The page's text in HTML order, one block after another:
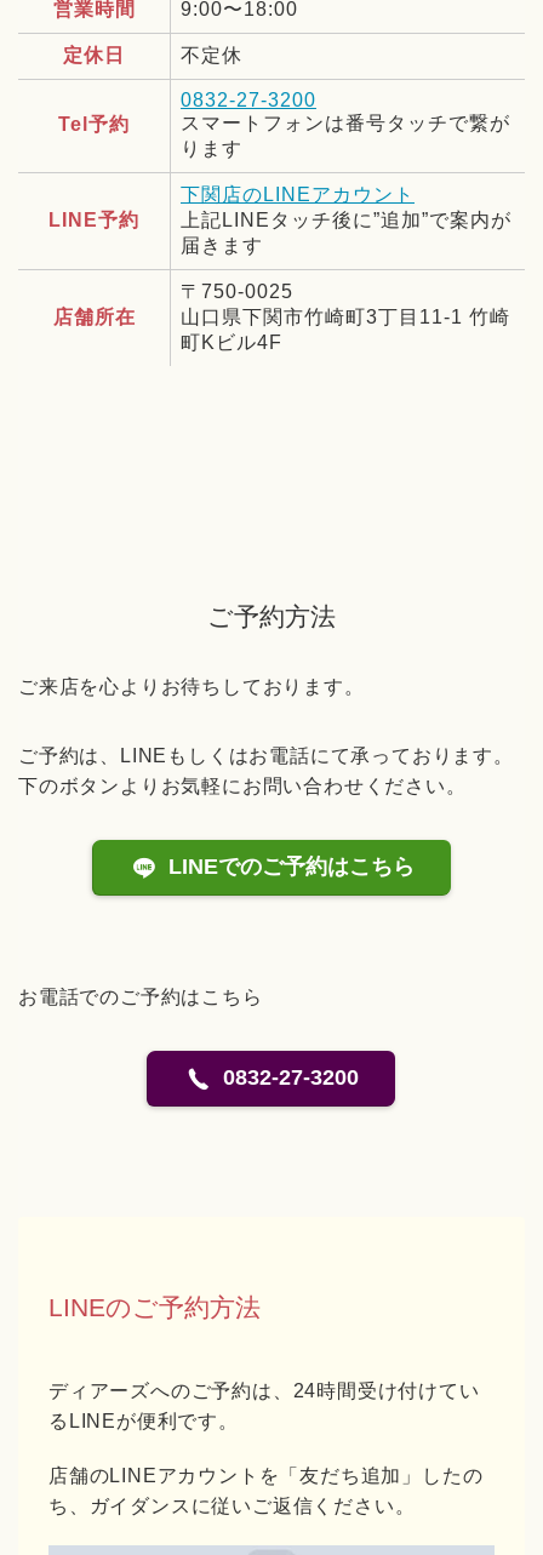
営業時間 9:00〜18:00
定休日 不定休
Tel予約
0832-27-3200
スマートフォンは番号タッチで繋が
ります
LINE予約
下関店のLINEアカウント
上記LINEタッチ後に”追加”で案内が
届きます
店舗所在
〒750-0025
山口県下関市竹崎町3丁目11-1 竹崎
町Kビル4F
ご予約方法
ご来店を心よりお待ちしております。
ご予約は、LINEもしくはお電話にて承っております。
下のボタンよりお気軽にお問い合わせください。
LINEでのご予約はこちら
お電話でのご予約はこちら
0832-27-3200
LINEのご予約方法
ディアーズへのご予約は、24時間受け付けてい
るLINEが便利です。
店舗のLINEアカウントを「友だち追加」したの
ち、ガイダンスに従いご返信ください。